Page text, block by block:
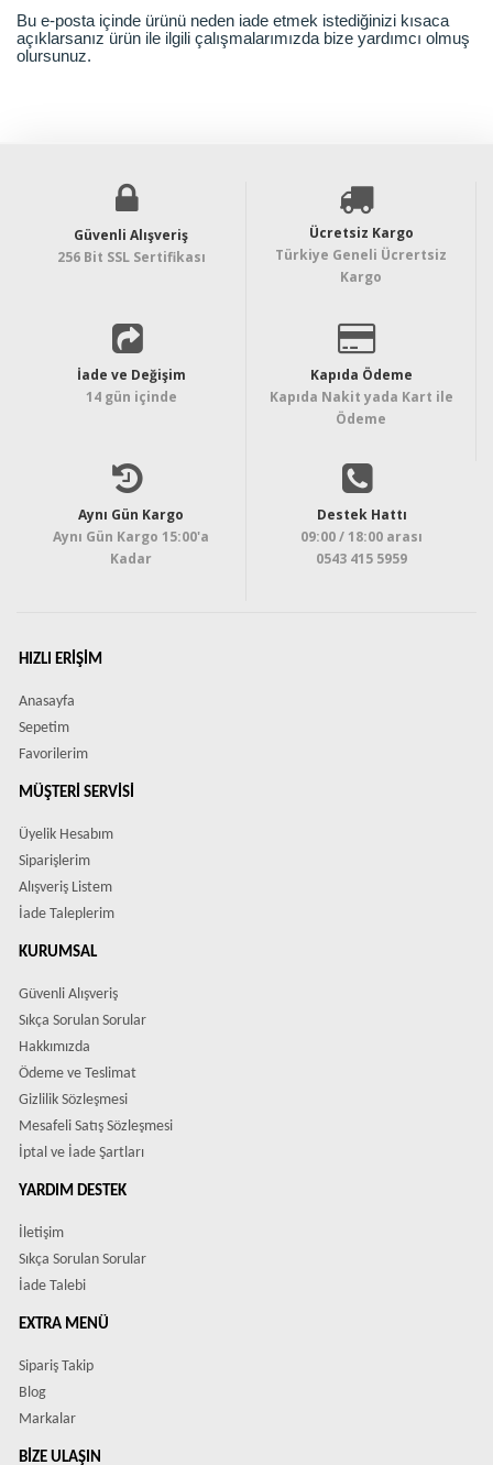
Bu e-posta içinde ürünü neden iade etmek istediğinizi kısaca
açıklarsanız ürün ile ilgili çalışmalarımızda bize yardımcı olmuş
olursunuz.
Güvenli Alışveriş
256 Bit SSL Sertifikası
Ücretsiz Kargo
Türkiye Geneli Ücrertsiz
Kargo
İade ve Değişim
14 gün içinde
Kapıda Ödeme
Kapıda Nakit yada Kart ile
Ödeme
Aynı Gün Kargo
Aynı Gün Kargo 15:00'a
Kadar
Destek Hattı
09:00 / 18:00 arası
0543 415 5959
HIZLI ERIŞIM
Anasayfa
Sepetim
Favorilerim
MÜŞTERI SERVISI
Üyelik Hesabım
Siparişlerim
Alışveriş Listem
İade Taleplerim
KURUMSAL
Güvenli Alışveriş
Sıkça Sorulan Sorular
Hakkımızda
Ödeme ve Teslimat
Gizlilik Sözleşmesi
Mesafeli Satış Sözleşmesi
İptal ve İade Şartları
YARDIM DESTEK
İletişim
Sıkça Sorulan Sorular
İade Talebi
EXTRA MENÜ
Sipariş Takip
Blog
Markalar
BIZE ULAŞIN